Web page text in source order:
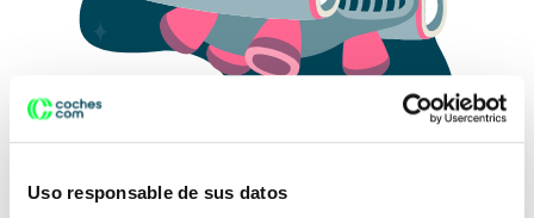
Uso responsable de sus datos